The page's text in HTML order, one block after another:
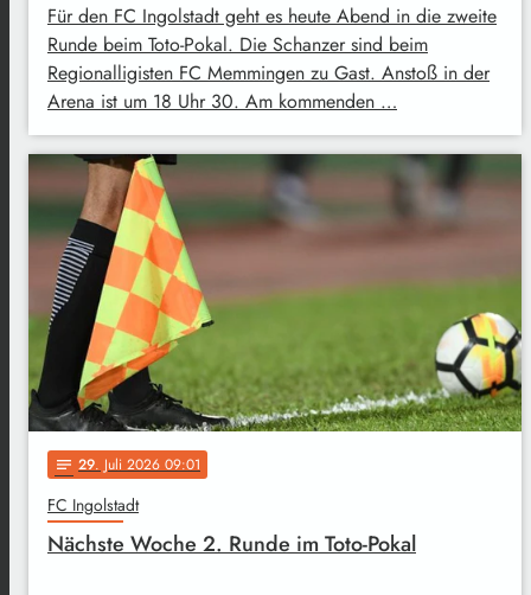
Für den FC Ingolstadt geht es heute Abend in die zweite
Runde beim Toto-Pokal. Die Schanzer sind beim
Regionalligisten FC Memmingen zu Gast. Anstoß in der
Arena ist um 18 Uhr 30. Am kommenden …
notes 29. Juli 2026 09:01
FC Ingolstadt
Nächste Woche 2. Runde im Toto-Pokal